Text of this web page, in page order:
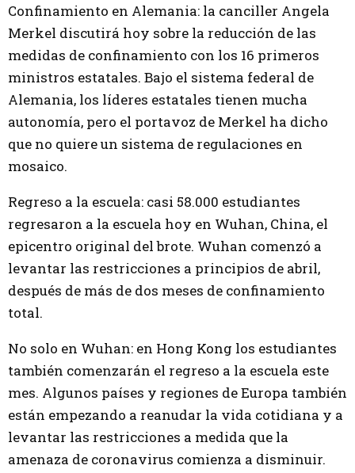
Confinamiento en Alemania: la canciller Angela
Merkel discutirá hoy sobre la reducción de las
medidas de confinamiento con los 16 primeros
ministros estatales. Bajo el sistema federal de
Alemania, los líderes estatales tienen mucha
autonomía, pero el portavoz de Merkel ha dicho
que no quiere un sistema de regulaciones en
mosaico.
Regreso a la escuela: casi 58.000 estudiantes
regresaron a la escuela hoy en Wuhan, China, el
epicentro original del brote. Wuhan comenzó a
levantar las restricciones a principios de abril,
después de más de dos meses de confinamiento
total.
No solo en Wuhan: en Hong Kong los estudiantes
también comenzarán el regreso a la escuela este
mes. Algunos países y regiones de Europa también
están empezando a reanudar la vida cotidiana y a
levantar las restricciones a medida que la
amenaza de coronavirus comienza a disminuir.